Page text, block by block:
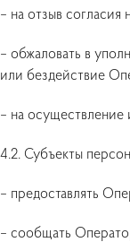
– на отзыв согласия
– обжаловать в
или бездействие
– на осуществление
4.2. Субъекты
– предоставлять
– сообщать